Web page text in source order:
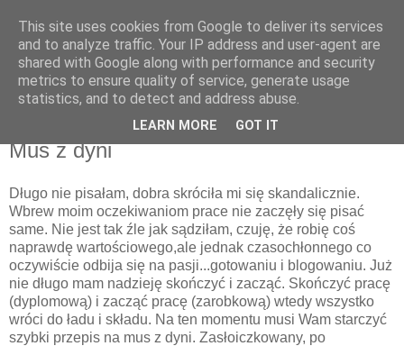
Recenzje na widelcu
Portal kulturalny - książki, recenzje, inspiracje, konkursy.
niedziela, 19 października 2014
Mus z dyni
Długo nie pisałam, dobra skróciła mi się skandalicznie.
Wbrew moim oczekiwaniom prace nie zaczęły się pisać
same. Nie jest tak źle jak sądziłam, czuję, że robię coś
naprawdę wartościowego,ale jednak czasochłonnego co
oczywiście odbija się na pasji...gotowaniu i blogowaniu. Już
nie długo mam nadzieję skończyć i zacząć. Skończyć pracę
(dyplomową) i zacząć pracę (zarobkową) wtedy wszystko
wróci do ładu i składu. Na ten momentu musi Wam starczyć
szybki przepis na mus z dyni. Zasłoiczkowany, po
This site uses cookies from Google to deliver its services
and to analyze traffic. Your IP address and user-agent are
shared with Google along with performance and security
metrics to ensure quality of service, generate usage
statistics, and to detect and address abuse.
LEARN MORE GOT IT